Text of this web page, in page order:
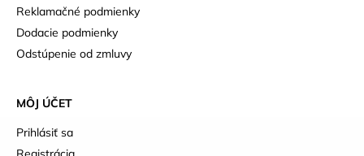
Reklamačné podmienky
Dodacie podmienky
Odstúpenie od zmluvy
MÔJ ÚČET
Prihlásiť sa